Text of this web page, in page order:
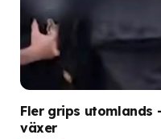
Fler grips utomlands
växer